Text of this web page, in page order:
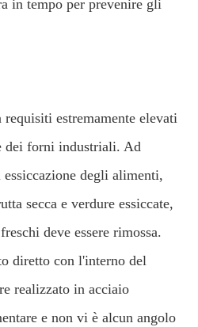
in tempo per prevenire gli
estremamente elevati
dei forni industriali. Ad
degli alimenti,
secca e verdure essiccate,
deve essere rimossa.
diretto con l'interno del
realizzato in acciaio
e non vi è alcun angolo